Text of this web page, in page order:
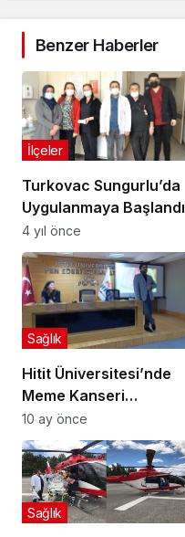
Benzer Haberler
Turkovac Sungurlu’da
Uygulanmaya Başlandı
İlçeler
4 yıl önce
Hitit Üniversitesi’nde
Meme Kanseri
Farkındalık Etkinliği
Sağlık
10 ay önce
Sağlık